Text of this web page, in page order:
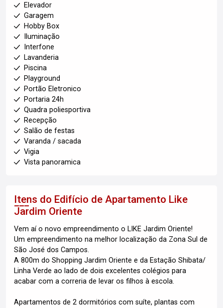
Elevador
Garagem
Hobby Box
Iluminação
Interfone
Lavanderia
Piscina
Playground
Portão Eletronico
Portaria 24h
Quadra poliesportiva
Recepção
Salão de festas
Varanda / sacada
Vigia
Vista panoramica
Itens do Edifício de Apartamento Like
Jardim Oriente
Vem aí o novo empreendimento o LIKE Jardim Oriente!
Um empreendimento na melhor localização da Zona Sul de
São José dos Campos.
A 800m do Shopping Jardim Oriente e da Estação Shibata/
Linha Verde ao lado de dois excelentes colégios para
acabar com a correria de levar os filhos à escola.
Apartamentos de 2 dormitórios com suíte, plantas com